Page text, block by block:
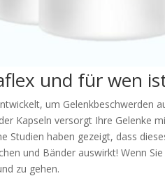
und für wen
um Gelenkbeschwerden
Kapseln versorgt Ihre Gelenke
Studien haben gezeigt, dass
und Bänder auswirkt! Wenn
zu gehen.